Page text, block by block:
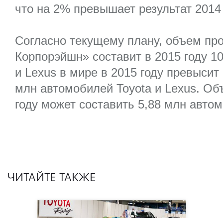
что на 2% превышает результат 2014
Согласно текущему плану, объем
Корпорэйшн» составит в 2015 году
и Lexus в мире в 2015 году
млн автомобилей Toyota и Lexus.
году может составить 5,88 млн
ЧИТАЙТЕ ТАКЖЕ